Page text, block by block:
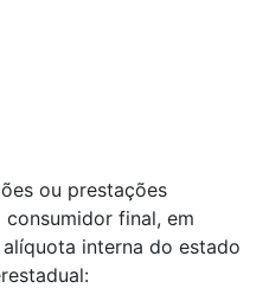
ou prestações
final, em
interna do estado